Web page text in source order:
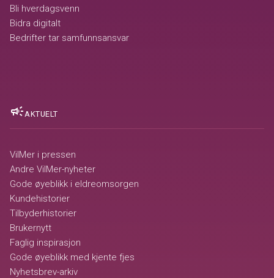
Bli hverdagsvenn
Bidra digitalt
Bedrifter tar samfunnsansvar
campaignAKTUELT
VilMer i pressen
Andre VilMer-nyheter
Gode øyeblikk i eldreomsorgen
Kundehistorier
Tilbyderhistorier
Brukernytt
Faglig inspirasjon
Gode øyeblikk med kjente fjes
Nyhetsbrev-arkiv